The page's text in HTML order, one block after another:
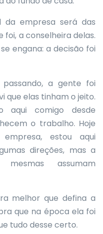
da empresa será das
foi, a conselheira delas.
engana: a decisão foi
a gente foi
que elas tinham o jeito.
aqui comigo desde
o trabalho. Hoje
estou aqui
direções, mas a
assumam
melhor que defina a
que na época ela foi
tudo desse certo.